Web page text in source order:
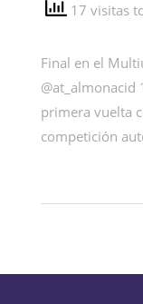
17 visitas
Final en el
primera vuelta
competición